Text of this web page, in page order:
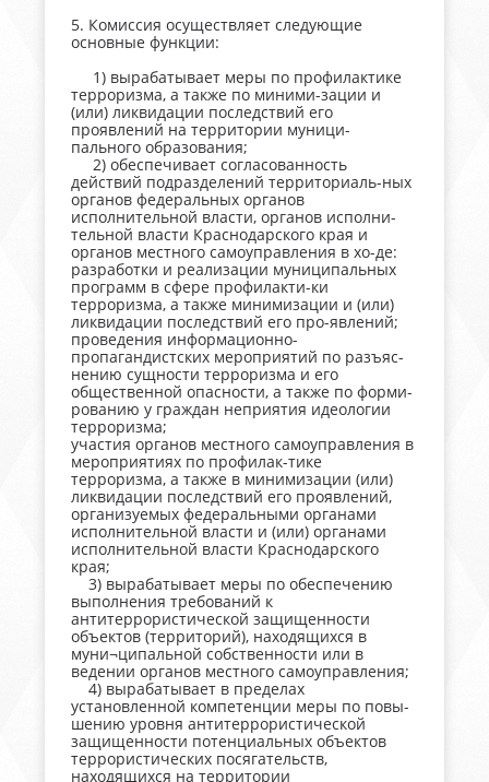
5. Комиссия осуществляет следующие
основные функции:
1) вырабатывает меры по профилактике
терроризма, а также по миними-зации и
(или) ликвидации последствий его
проявлений на территории муници-
пального образования;
2) обеспечивает согласованность
действий подразделений территориаль-ных
органов федеральных органов
исполнительной власти, органов исполни-
тельной власти Краснодарского края и
органов местного самоуправления в хо-де:
разработки и реализации муниципальных
программ в сфере профилакти-ки
терроризма, а также минимизации и (или)
ликвидации последствий его про-явлений;
проведения информационно-
пропагандистских мероприятий по разъяс-
нению сущности терроризма и его
общественной опасности, а также по форми-
рованию у граждан неприятия идеологии
терроризма;
участия органов местного самоуправления в
мероприятиях по профилак-тике
терроризма, а также в минимизации (или)
ликвидации последствий его проявлений,
организуемых федеральными органами
исполнительной власти и (или) органами
исполнительной власти Краснодарского
края;
3) вырабатывает меры по обеспечению
выполнения требований к
антитеррористической защищенности
объектов (территорий), находящихся в
муни¬ципальной собственности или в
ведении органов местного самоуправления;
4) вырабатывает в пределах
установленной компетенции меры по повы-
шению уровня антитеррористической
защищенности потенциальных объектов
террористических посягательств,
находящихся на территории